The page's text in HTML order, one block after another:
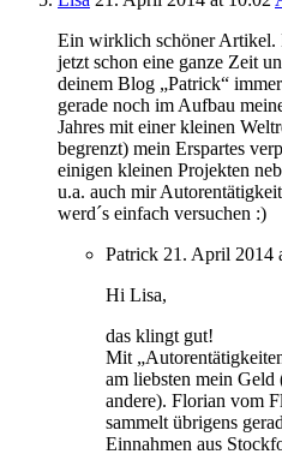
Ein wirklich schöner Artikel.
jetzt schon eine ganze Zeit
deinem Blog „Patrick“
gerade noch im Aufbau
Jahres mit einer kleinen
begrenzt) mein Erspartes
einigen kleinen Projekten
u.a. auch mir
werd´s einfach versuchen :)
Patrick 21. April 2014
Hi Lisa,
das klingt gut!
Mit
am liebsten mein
andere). Florian vom
sammelt übrigens
Einnahmen aus